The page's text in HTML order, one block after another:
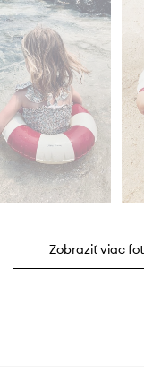
Zobraziť viac